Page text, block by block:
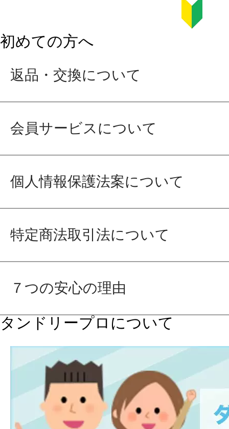
初めての方へ
返品・交換について
会員サービスについて
個人情報保護法案について
特定商法取引法について
７つの安心の理由
タンドリープロについて